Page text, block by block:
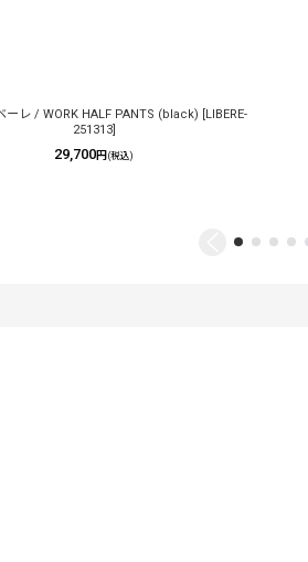
ーレ / WORK HALF PANTS (black) [LIBERE-
251313]
29,700円 (税込)